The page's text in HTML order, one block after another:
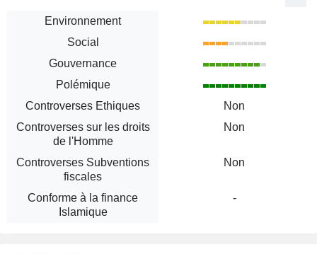
Environnement
Social
Gouvernance
Polémique
Controverses Ethiques
Non
Controverses sur les droits
de l'Homme
Non
Controverses Subventions
fiscales
Non
Conforme à la finance
Islamique
-